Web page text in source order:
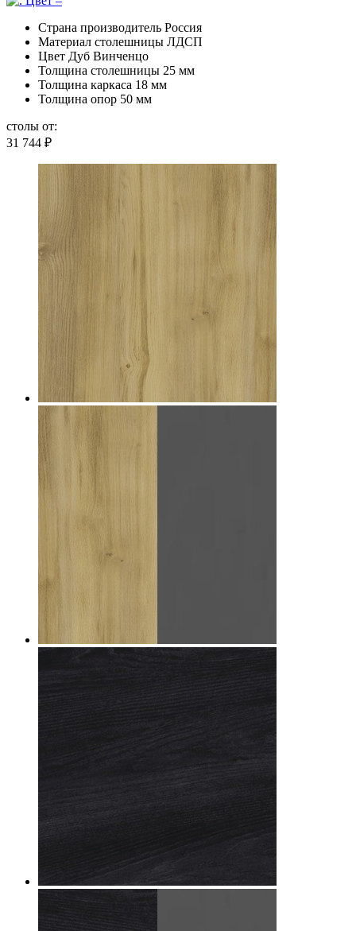
Страна производитель Россия
Материал столешницы ЛДСП
Цвет Дуб Винченцо
Толщина столешницы 25 мм
Толщина каркаса 18 мм
Толщина опор 50 мм
столы от:
31 744 ₽